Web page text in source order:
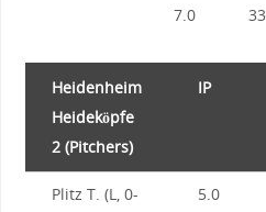
7.0 33
Heidenheim
Heideköpfe
2 (Pitchers)
IP
Plitz T. (L, 0-
5.0